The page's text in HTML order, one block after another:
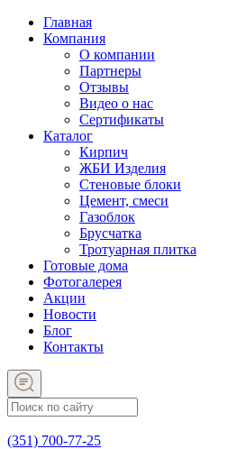
Главная
Компания
О компании
Партнеры
Отзывы
Видео о нас
Сертификаты
Каталог
Кирпич
ЖБИ Изделия
Стеновые блоки
Цемент, смеси
Газоблок
Брусчатка
Тротуарная плитка
Готовые дома
Фотогалерея
Акции
Новости
Блог
Контакты
(351) 700-77-25